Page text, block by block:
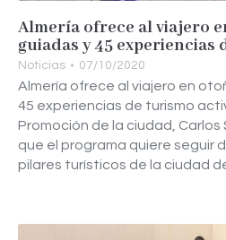
Almería ofrece al viajero
guiadas y 45 experiencias
Noticias 07/10/2020
Almería ofrece al viajero en
45 experiencias de turismo
Promoción de la ciudad,
que el programa quiere seguir
pilares turísticos de la ciudad